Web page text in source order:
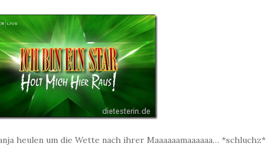
heulen um die Wette nach ihrer Maaaaaamaaaaaa… *schluchz*